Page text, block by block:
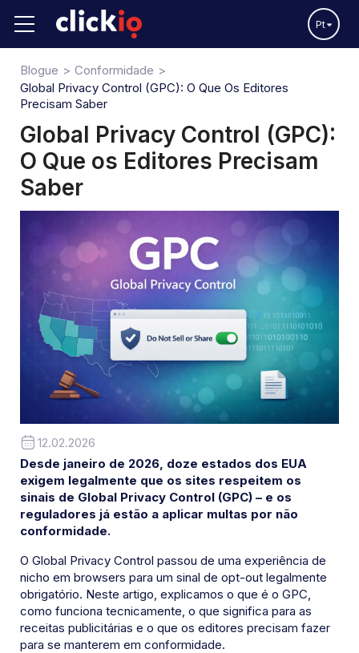
Pt
Blogue
Conformidade
Global Privacy Control (GPC): O Que Os Editores
Precisam Saber
Global Privacy Control (GPC):
O Que os Editores Precisam
Saber
12.02.2026
Desde janeiro de 2026, doze estados dos EUA
exigem legalmente que os sites respeitem os
sinais de Global Privacy Control (GPC) – e os
reguladores já estão a aplicar multas por não
conformidade.
O Global Privacy Control passou de uma experiência de
nicho em browsers para um sinal de opt-out legalmente
obrigatório. Neste artigo, explicamos o que é o GPC,
como funciona tecnicamente, o que significa para as
receitas publicitárias e o que os editores precisam fazer
para se manterem em conformidade.